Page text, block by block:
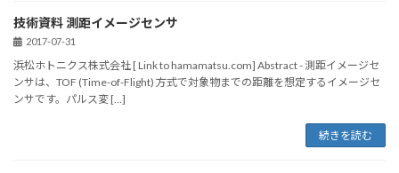
技術資料 測距イメージセンサ
2017-07-31
浜松ホトニクス株式会社 [ Link to hamamatsu.com] Abstract - 測距イメージセ
ンサは、TOF (Time-of-Flight) 方式で対象物までの距離を想定するイメージセ
ンサです。パルス変 […]
続きを読む